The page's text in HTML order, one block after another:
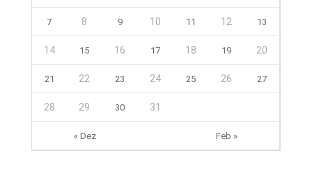
« Dez Feb »
7 8 9 10 11 12 13
14 15 16 17 18 19 20
21 22 23 24 25 26 27
28 29 30 31